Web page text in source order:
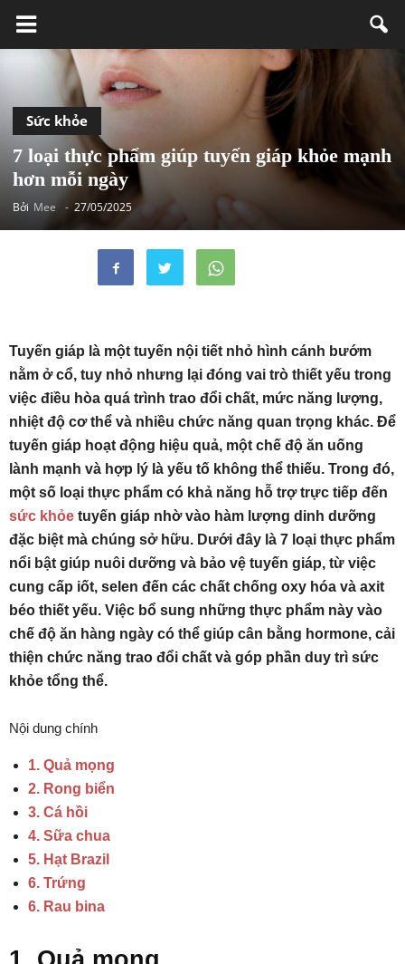
Sức khỏe
7 loại thực phẩm giúp tuyến giáp khỏe mạnh
hơn mỗi ngày
Bởi Mee - 27/05/2025
Tuyến giáp là một tuyến nội tiết nhỏ hình cánh bướm
nằm ở cổ, tuy nhỏ nhưng lại đóng vai trò thiết yếu trong
việc điều hòa quá trình trao đổi chất, mức năng lượng,
nhiệt độ cơ thể và nhiều chức năng quan trọng khác. Để
tuyến giáp hoạt động hiệu quả, một chế độ ăn uống
lành mạnh và hợp lý là yếu tố không thể thiếu. Trong đó,
một số loại thực phẩm có khả năng hỗ trợ trực tiếp đến
sức khỏe tuyến giáp nhờ vào hàm lượng dinh dưỡng
đặc biệt mà chúng sở hữu. Dưới đây là 7 loại thực phẩm
nổi bật giúp nuôi dưỡng và bảo vệ tuyến giáp, từ việc
cung cấp iốt, selen đến các chất chống oxy hóa và axit
béo thiết yếu. Việc bổ sung những thực phẩm này vào
chế độ ăn hàng ngày có thể giúp cân bằng hormone, cải
thiện chức năng trao đổi chất và góp phần duy trì sức
khỏe tổng thể.
Nội dung chính
1. Quả mọng
2. Rong biển
3. Cá hồi
4. Sữa chua
5. Hạt Brazil
6. Trứng
6. Rau bina